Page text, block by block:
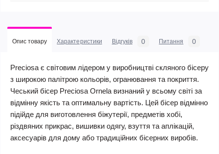
Опис товару Характеристики Відгуків 0 Питання 0
Preciosa є світовим лідером у виробництві скляного бісеру
з широкою палітрою кольорів, огранювання та покриття.
Чеський бісер Preciosa Ornela визнаний у всьому світі за
відмінну якість та оптимальну вартість. Цей бісер відмінно
підійде для виготовлення біжутерії, предметів хобі,
різдвяних прикрас, вишивки одягу, взуття та аплікацій,
аксесуарів для дому або традиційних бісерних виробів.